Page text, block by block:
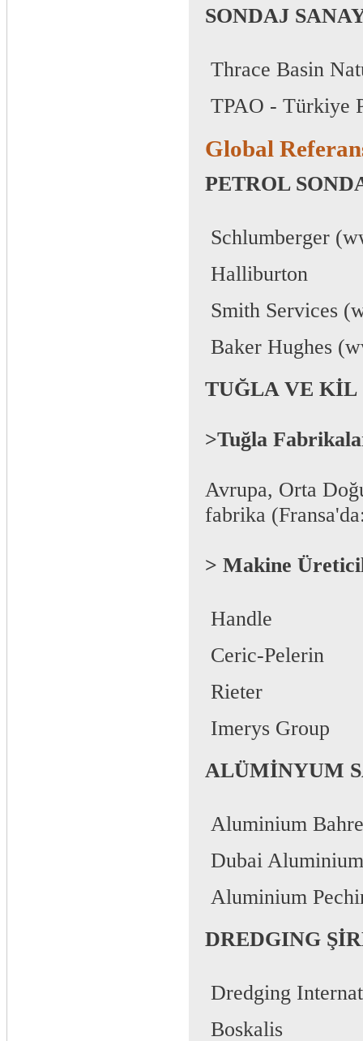
SONDAJ
 Thrace Basin
 TPAO -
Global
PETROL
 Schlumberger
 Halliburton
 Smith Services
 Baker Hughes
TUĞLA VE KİL
>Tuğla
Avrupa, Orta
fabrika
> Makine
 Handle
 Ceric-Pelerin
 Rieter
 Imerys Group
ALÜMİNYUM
 Aluminium
 Dubai
 Aluminium
DREDGING
 Dredging
 Boskalis